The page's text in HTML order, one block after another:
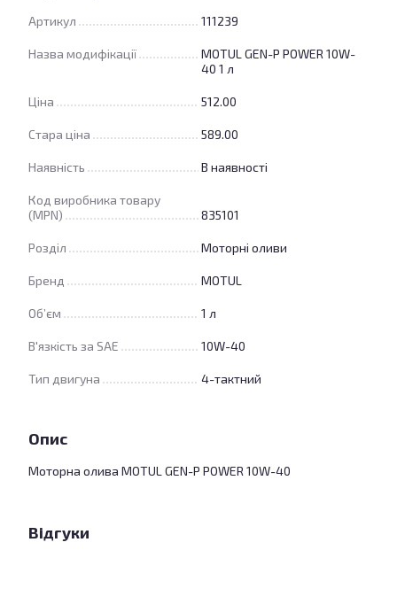
Артикул 111239
Назва модифікації
MOTUL GEN-P POWER 10W-
40 1 л
Ціна 512.00
Стара ціна 589.00
Наявність В наявності
Код виробника товару
(MPN)
835101
Розділ Моторні оливи
Бренд MOTUL
Об’єм 1 л
В'язкість за SAE 10W-40
Тип двигуна 4-тактний
Опис
Моторна олива MOTUL GEN-P POWER 10W-40
Відгуки